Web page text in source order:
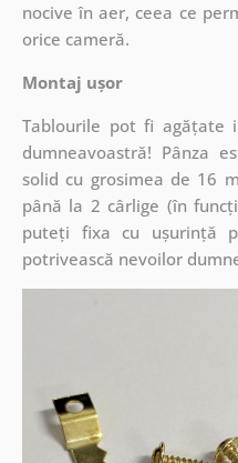
nocive în aer, ceea ce
orice cameră.
Montaj ușor
Tablourile pot fi agățate
dumneavoastră! Pânza
solid cu grosimea de 16
până la 2 cârlige (în
puteți fixa cu ușurință
potrivească nevoilor